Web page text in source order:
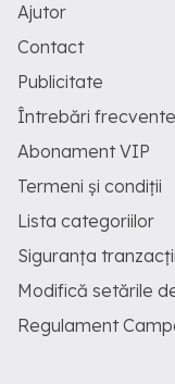
Ajutor
Contact
Publicitate
Întrebări frecvente
Abonament VIP
Termeni și condiții
Lista categoriilor
Siguranța
Modifică setările
Regulament